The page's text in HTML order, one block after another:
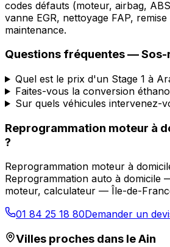
codes défauts (moteur, airbag,
vanne EGR, nettoyage FAP,
maintenance.
Questions fréquentes —
Quel est le prix d'un Stage 1 à
Faites-vous la conversion
Sur quels véhicules intervenez-
Reprogrammation moteur à
?
Reprogrammation moteur à
Reprogrammation auto à domicile
moteur, calculateur — Île-de-
01 84 25 18 80Demander un
Villes proches dans leAin